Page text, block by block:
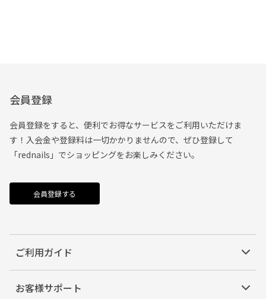
会員登録
会員登録をすると、便利でお得なサービスをご利用いただけま
す！入会金や登録料は一切かかりませんので、ぜひ登録して
「rednails」でショッピングをお楽しみください。
会員登録する
ご利用ガイド
お客様サポート